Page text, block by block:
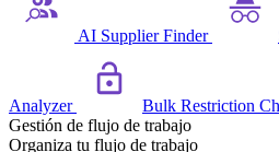
AI Supplier Finder
Analyzer Bulk Restriction
Gestión de flujo de trabajo
Organiza tu flujo de trabajo